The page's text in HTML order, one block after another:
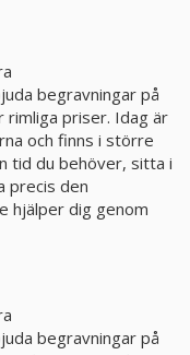
begravningar på
priser. Idag är
och finns i större
tid du behöver, sitta i
precis den
hjälper dig genom
begravningar på